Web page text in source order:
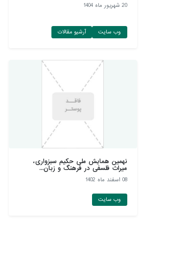
20 شهريور ماه 1404
وب سایت آرشیو مقالات
نهمین همایش ملی حکیم سبزواری،
میراث فلسفی در فرهنگ و زبان...
08 اسفند ماه 1402
وب سایت